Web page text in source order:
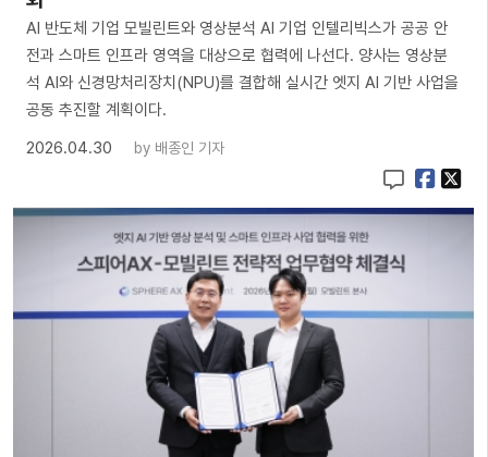
AI 반도체 기업 모빌린트와 영상분석 AI 기업 인텔리빅스가 공공 안
전과 스마트 인프라 영역을 대상으로 협력에 나선다. 양사는 영상분
석 AI와 신경망처리장치(NPU)를 결합해 실시간 엣지 AI 기반 사업을
공동 추진할 계획이다.
2026.04.30
by 배종인 기자